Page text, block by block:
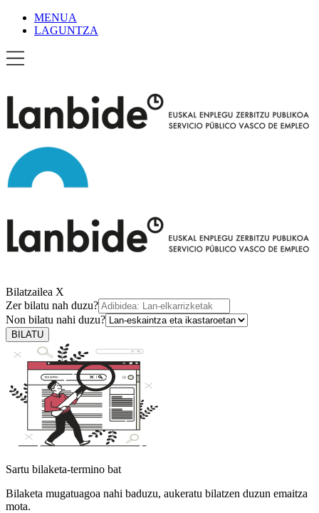
MENUA
LAGUNTZA
Bilatzailea X
Zer bilatu nah duzu?
Non bilatu nahi duzu?
BILATU
Sartu bilaketa-termino bat
Bilaketa mugatuagoa nahi baduzu, aukeratu bilatzen duzun emaitza
mota.